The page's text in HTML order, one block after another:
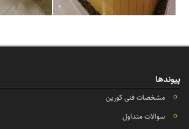
پیوندها
مشخصات فنی کورین
سوالات متداول